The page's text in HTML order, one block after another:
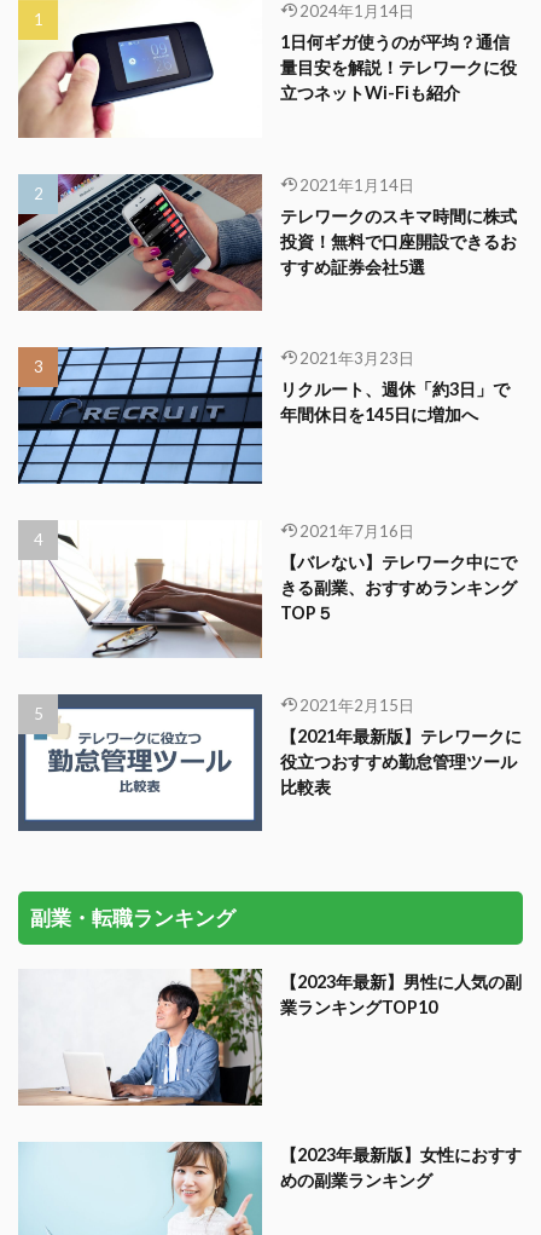
2024年1月14日
1日何ギガ使うのが平均？通信
量目安を解説！テレワークに役
立つネットWi-Fiも紹介
2021年1月14日
テレワークのスキマ時間に株式
投資！無料で口座開設できるお
すすめ証券会社5選
2021年3月23日
リクルート、週休「約3日」で
年間休日を145日に増加へ
2021年7月16日
【バレない】テレワーク中にで
きる副業、おすすめランキング
TOP５
2021年2月15日
【2021年最新版】テレワークに
役立つおすすめ勤怠管理ツール
比較表
副業・転職ランキング
【2023年最新】男性に人気の副
業ランキングTOP10
【2023年最新版】女性におすす
めの副業ランキング